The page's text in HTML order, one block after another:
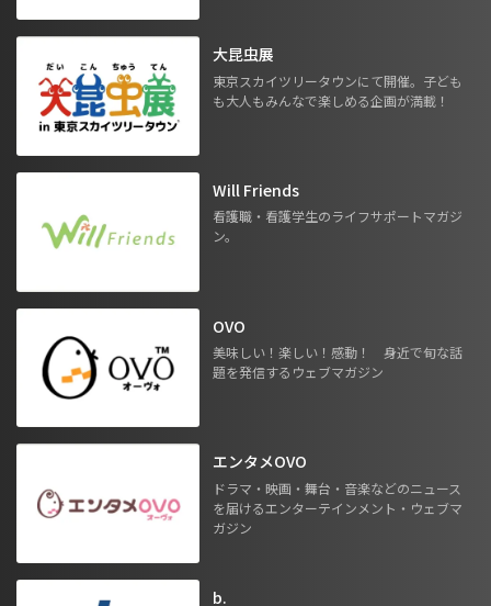
大昆虫展
東京スカイツリータウンにて開催。子ども
も大人もみんなで楽しめる企画が満載！
Will Friends
看護職・看護学生のライフサポートマガジ
ン。
OVO
美味しい！楽しい！感動！ 身近で旬な話
題を発信するウェブマガジン
エンタメOVO
ドラマ・映画・舞台・音楽などのニュース
を届けるエンターテインメント・ウェブマ
ガジン
b.